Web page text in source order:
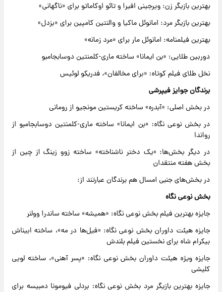
بهترین بازیگر زن: ویرجینی افیرا و تائو اوکاماتو برای «ناگهانی»
بهترین بازیگر مرد: امانوئل ماکیا و والنتین کامپین برای «بزدل»
بهترین فیلمنامه: امانوئل مار برای «مرد زمانه»
دوربین طلایی: «بن ایمانا» ساخته ماری-کلمنتین دوسابجامبو
نخل طلای فیلم کوتاه: «برای مخالفان»، فدریکو لوئیس
برندگان جوایز فیپرشی
در بخش اصلی: «آبدره» ساخته کریستین مونجیو از رومانی
در بخش نوعی نگاه: «بن ایمانا» ساخته ماری-کلمنتین دوسابجامبو از
رواندا
در دیگر بخش‌ها: «یک دختر ناشناخته» ساخته زوو زینگ از چین از
بخش هفته منتقدان
در بخش‌های جنبی امسال هم برندگان عبارتند از:
بخش نوعی نگاه
جایزه بهترین فیلم بخش نوعی نگاه: «همیشه» ساخته ساندرا وولنر
جایزه هیئت داوران بخش نوعی نگاه: «فیل‌ها در مه»، ساخته ابیناش
بیکرام شاه برای نخستین فیلم بلندش
جایزه ویژه هیئت داوران بخش نوعی نگاه: «پسر آهنی»، ساخته لویی
کلیشی
جایزه بهترین بازیگر مرد بخش نوعی نگاه: بردلی فیومونا دمبیسه برای